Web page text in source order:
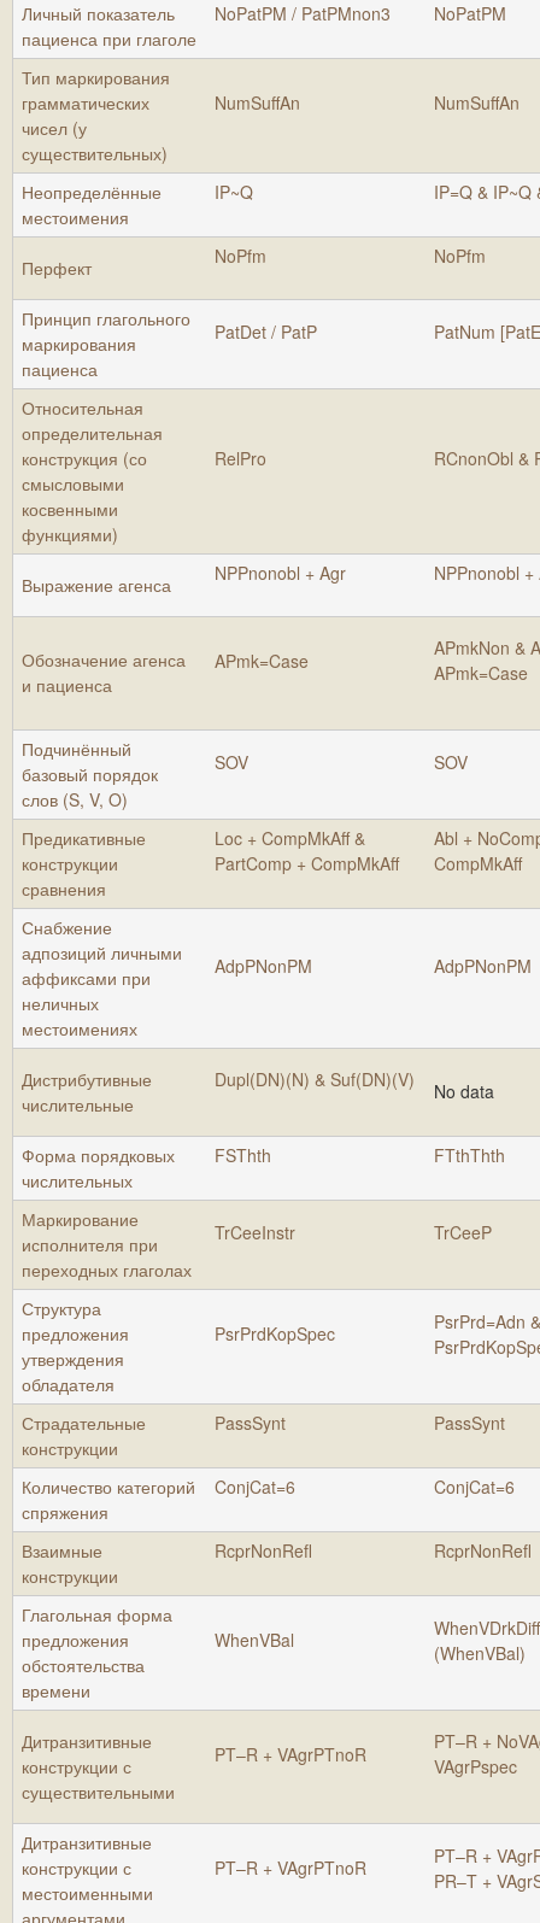
Личный показатель
пациенса при глаголе
NoPatPM / PatPMnon3 NoPatPM
Тип маркирования
грамматических
чисел (у
существительных)
NumSuffAn NumSuffAn
Неопределённые
местоимения
IP~Q IP=Q & IP~Q
Перфект NoPfm NoPfm
Принцип глагольного
маркирования
пациенса
PatDet / PatP PatNum
Относительная
определительная
конструкция (со
смысловыми
косвенными
функциями)
RelPro RCnonObl &
Выражение агенса NPPnonobl + Agr NPPnonobl +
Обозначение агенса
и пациенса
APmk=Case
APmkNon &
APmk=Case
Подчинённый
базовый порядок
слов (S, V, O)
SOV SOV
Предикативные
конструкции
сравнения
Loc + CompMkAff &
PartComp + CompMkAff
Abl +
CompMkAff
Снабжение
адпозиций личными
аффиксами при
неличных
местоимениях
AdpPNonPM AdpPNonPM
Дистрибутивные
числительные
Dupl(DN)(N) & Suf(DN)(V) No data
Форма порядковых
числительных
FSThth FTthThth
Маркирование
исполнителя при
переходных глаголах
TrCeeInstr TrCeeP
Структура
предложения
утверждения
обладателя
PsrPrdKopSpec
PsrPrd=Adn &
Страдательные
конструкции
PassSynt PassSynt
Количество категорий
спряжения
ConjCat=6 ConjCat=6
Взаимные
конструкции
RcprNonRefl RcprNonRefl
Глагольная форма
предложения
обстоятельства
времени
WhenVBal
(WhenVBal)
Дитранзитивные
конструкции с
существительными
PT–R + VAgrPTnoR
PT–R +
VAgrPspec
Дитранзитивные
конструкции с
местоименными
PT–R + VAgrPTnoR
PT–R +
PR–T +